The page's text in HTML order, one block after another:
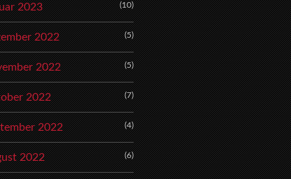
2023 (10)
2022 (5)
2022 (5)
2022 (7)
2022 (4)
2022 (6)